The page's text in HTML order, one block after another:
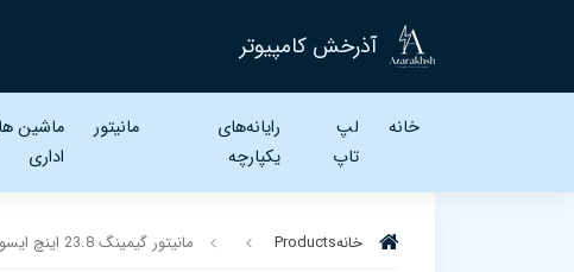
آذرخش کامپیوتر
خانه
لپ
تاپ‌
رایانه‌های
یکپارچه
مانیتور
ماشین
اداری
خانهProducts مانیتور گیمینگ 23.8 اینچ ایسوس مدل TUF GAMING VG249QM1A